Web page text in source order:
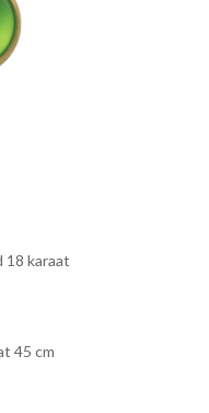
18 karaat
45 cm